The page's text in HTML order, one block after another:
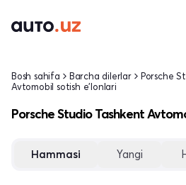
Bosh sahifa Barcha dilerlar
Porsche
Avtomobil sotish e'lonlari
Porsche Studio Tashkent
Hammasi Yangi